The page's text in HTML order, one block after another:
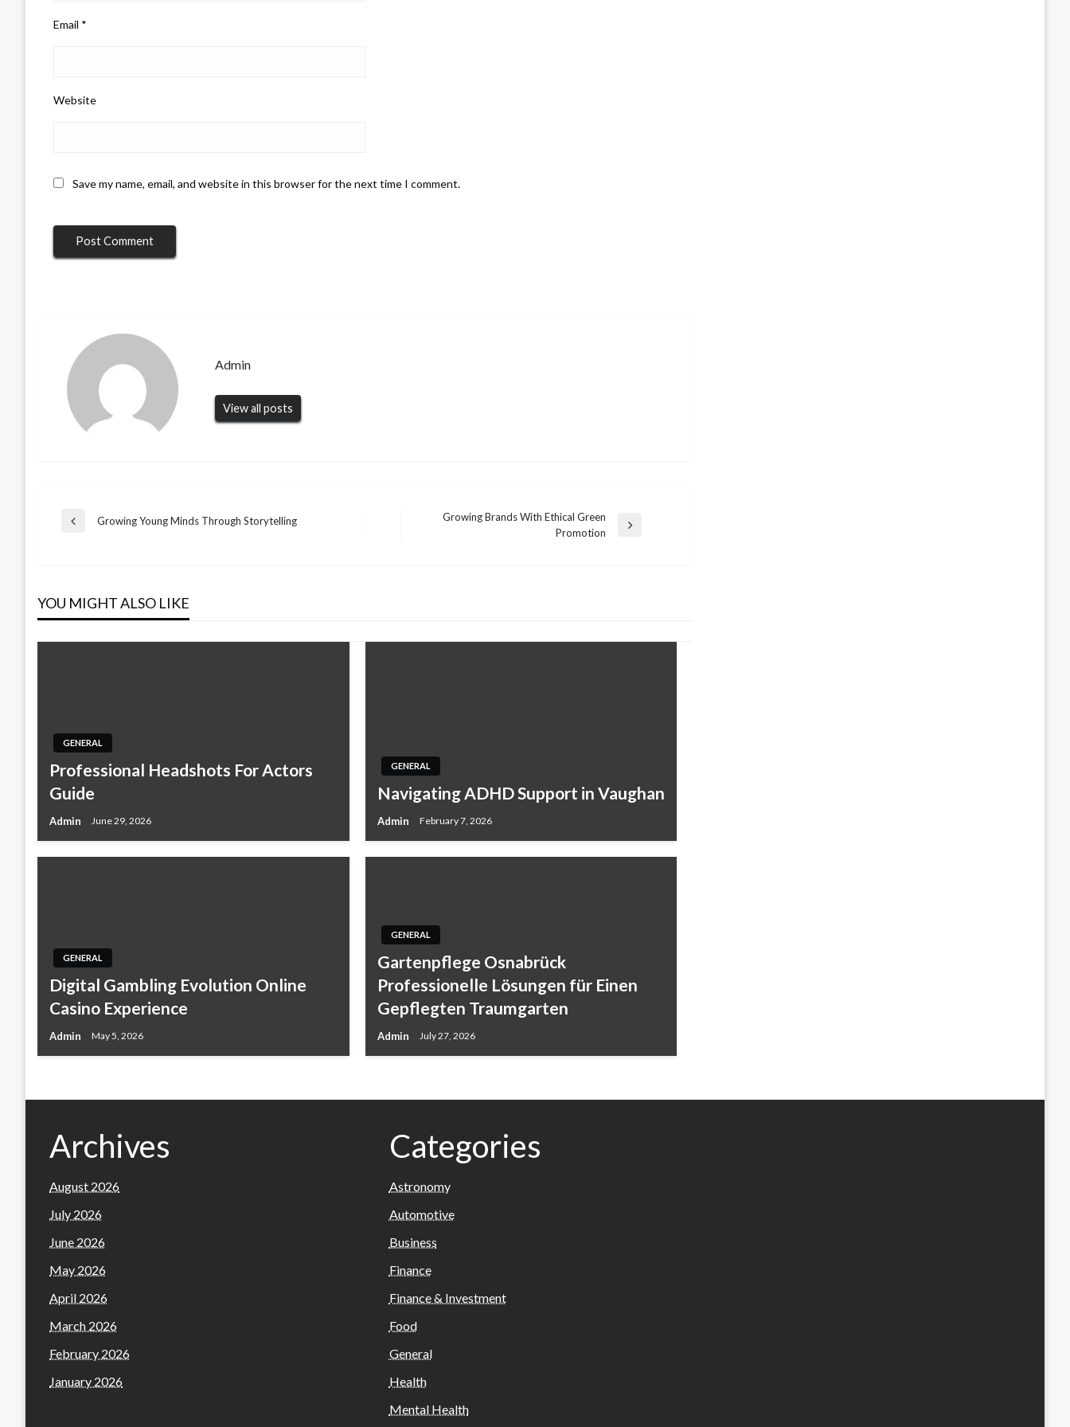
Email *
Website
Save my name, email, and website in this browser for the next time I comment.
Admin
View all posts
Post
Previous
Growing Young Minds Through Storytelling
Growing Brands With Ethical Green
Promotion
YOU MIGHT ALSO LIKE
GENERAL
Professional Headshots For Actors
Guide
Admin June 29, 2026
GENERAL
Navigating ADHD Support in Vaughan
Admin February 7, 2026
GENERAL
Digital Gambling Evolution Online
Casino Experience
Admin May 5, 2026
GENERAL
Gartenpflege Osnabrück
Professionelle Lösungen für Einen
Gepflegten Traumgarten
Admin July 27, 2026
Archives
August 2026
July 2026
June 2026
May 2026
April 2026
March 2026
February 2026
January 2026
Categories
Astronomy
Automotive
Business
Finance
Finance & Investment
Food
General
Health
Mental Health